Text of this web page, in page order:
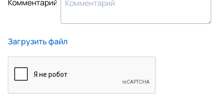
Комментарий
Загрузить файл